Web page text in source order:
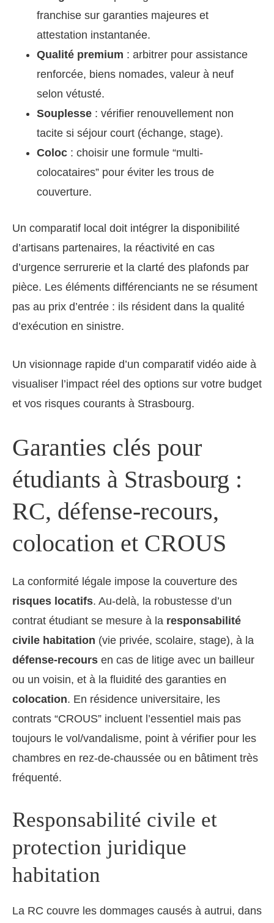
franchise sur garanties majeures et
attestation instantanée.
Qualité premium : arbitrer pour assistance
renforcée, biens nomades, valeur à neuf
selon vétusté.
Souplesse : vérifier renouvellement non
tacite si séjour court (échange, stage).
Coloc : choisir une formule “multi-
colocataires” pour éviter les trous de
couverture.
Un comparatif local doit intégrer la disponibilité
d’artisans partenaires, la réactivité en cas
d’urgence serrurerie et la clarté des plafonds par
pièce. Les éléments différenciants ne se résument
pas au prix d’entrée : ils résident dans la qualité
d’exécution en sinistre.
Un visionnage rapide d’un comparatif vidéo aide à
visualiser l’impact réel des options sur votre budget
et vos risques courants à Strasbourg.
Garanties clés pour
étudiants à Strasbourg :
RC, défense-recours,
colocation et CROUS
La conformité légale impose la couverture des
risques locatifs. Au-delà, la robustesse d’un
contrat étudiant se mesure à la responsabilité
civile habitation (vie privée, scolaire, stage), à la
défense-recours en cas de litige avec un bailleur
ou un voisin, et à la fluidité des garanties en
colocation. En résidence universitaire, les
contrats “CROUS” incluent l’essentiel mais pas
toujours le vol/vandalisme, point à vérifier pour les
chambres en rez-de-chaussée ou en bâtiment très
fréquenté.
Responsabilité civile et
protection juridique
habitation
La RC couvre les dommages causés à autrui, dans